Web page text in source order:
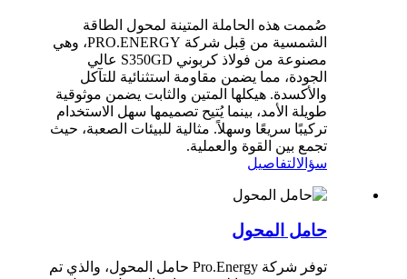
صُممت هذه الحاملة المتينة لمحول الطاقة
الشمسية من قِبل شركة PRO.ENERGY، وهي
مصنوعة من فولاذ كربوني S350GD عالي
الجودة، مما يضمن مقاومة استثنائية للتآكل
والأكسدة. هيكلها المتين والثابت يضمن موثوقية
طويلة الأمد، بينما يُتيح تصميمها سهل الاستخدام
تركيبًا سريعًا وسهلاً. مثالية للبيئات الصعبة، حيث
تجمع بين القوة والعملية.
سؤالالتفاصيل
حامل المحول
توفر شركة Pro.Energy حامل المحول، والذي تم